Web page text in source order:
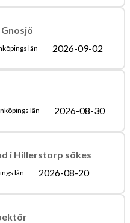
län 2026-09-02
län 2026-08-30
i Hillerstorp sökes
län 2026-08-20